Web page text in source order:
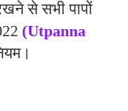
से सभी पापों
(Utpanna